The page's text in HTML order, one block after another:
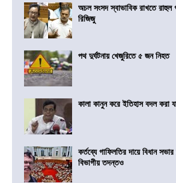
অচল সংসদ স্বাভাবিক রাখতে রাহুল
রিজিজু
পথ দুর্ঘটনায় খেজুরিতে ৫ জন নিহত
কালা কানুন করে ইতিহাস বদল করা
কর্তব্যে গাফিলতির দায়ে বিধান সভার
বিভাগীয় তদন্তও